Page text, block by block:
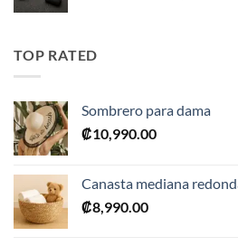
TOP RATED
Sombrero para dama
₡10,990.00
Canasta mediana
₡8,990.00